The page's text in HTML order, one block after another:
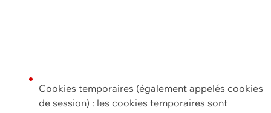
Cookies temporaires (également appelés cookies
de session) : les cookies temporaires sont